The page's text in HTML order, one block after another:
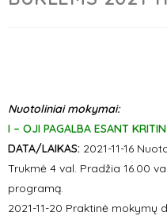
Nuotoliniai mokymai:
I – OJI PAGALBA ESANT
DATA/LAIKAS: 2021-11-16
Trukmė 4 val. Pradžia 16.00
programą.
2021-11-20 Praktinė mokymų